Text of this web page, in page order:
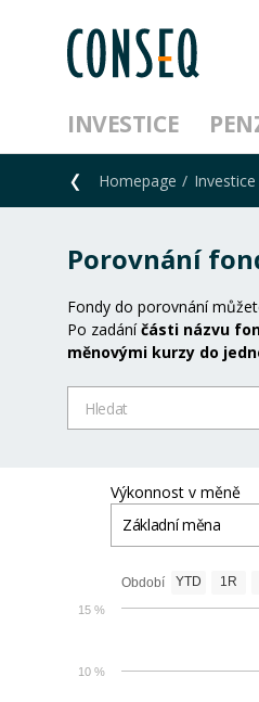
INVESTICE
Homepage Investice
Porovnání
Fondy do porovnání
Po zadáníčásti názvu
měnovými kurzy do
Výkonnost v měně
Základní měna
10 %
15 %
Období YTD 1R